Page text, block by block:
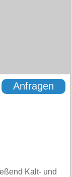
Anfragen
Kalt- und